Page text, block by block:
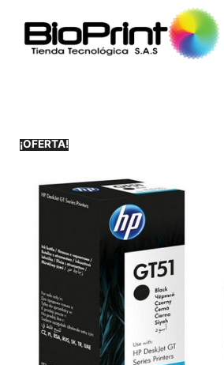
¡OFERTA!